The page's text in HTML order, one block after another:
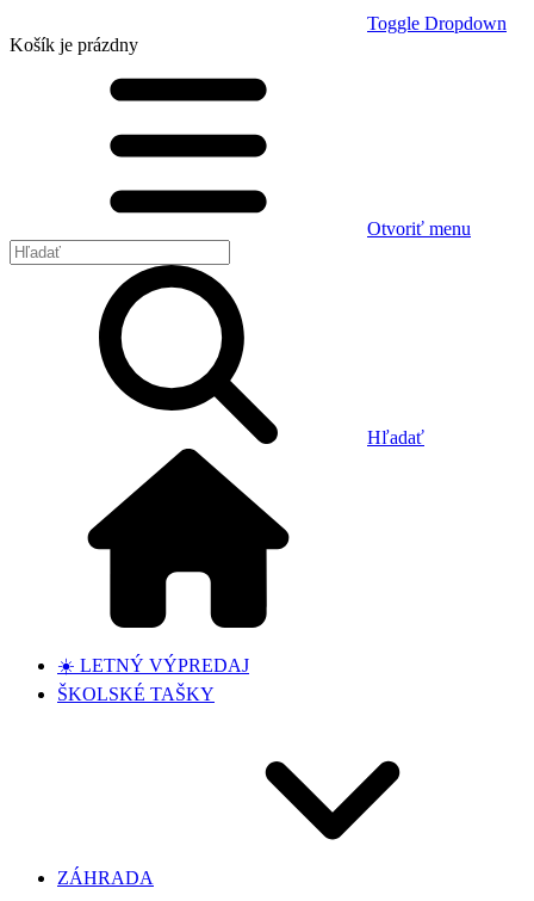
Toggle Dropdown
Košík je prázdny
Otvoriť menu
Hľadať
☀️ LETNÝ VÝPREDAJ
ŠKOLSKÉ TAŠKY
ZÁHRADA